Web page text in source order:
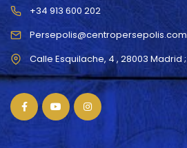
Persepolis@centropersepolis.com
+34 913 600 202